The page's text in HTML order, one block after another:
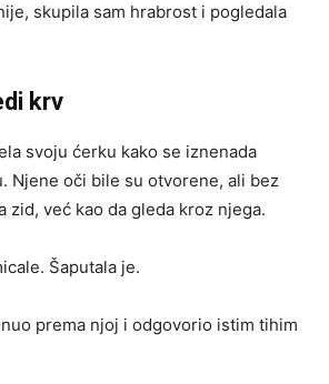
skupila sam hrabrost i pogledala
krv
svoju ćerku kako se iznenada
Njene oči bile su otvorene, ali bez
zid, već kao da gleda kroz njega.
Šaputala je.
prema njoj i odgovorio istim tihim